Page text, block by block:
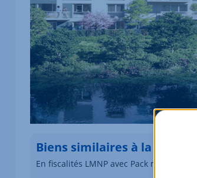
Biens similaires à la vente
En fiscalités LMNP avec Pack meublé,